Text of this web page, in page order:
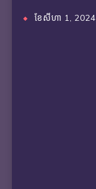
ខែសីហា 1, 2024